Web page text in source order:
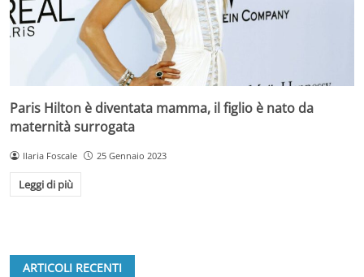
Paris Hilton è diventata mamma, il figlio è nato da
maternità surrogata
Ilaria Foscale 25 Gennaio 2023
Leggi di più
ARTICOLI RECENTI